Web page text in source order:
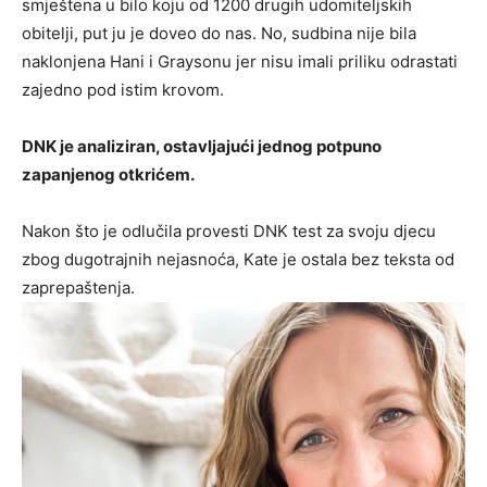
smještena u bilo koju od 1200 drugih udomiteljskih
obitelji, put ju je doveo do nas. No, sudbina nije bila
naklonjena Hani i Graysonu jer nisu imali priliku odrastati
zajedno pod istim krovom.
DNK je analiziran, ostavljajući jednog potpuno
zapanjenog otkrićem.
Nakon što je odlučila provesti DNK test za svoju djecu
zbog dugotrajnih nejasnoća, Kate je ostala bez teksta od
zaprepaštenja.